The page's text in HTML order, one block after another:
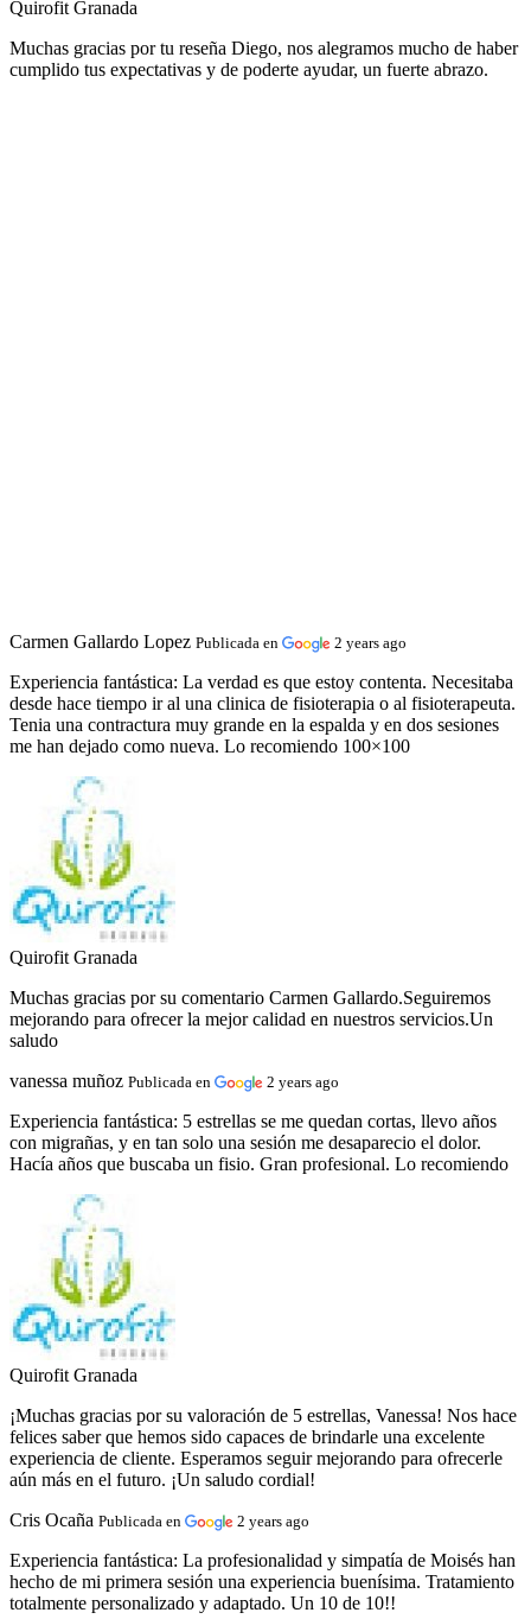
Quirofit Granada
Muchas gracias por tu reseña Diego, nos alegramos mucho de haber
cumplido tus expectativas y de poderte ayudar, un fuerte abrazo.
Carmen Gallardo Lopez Publicada en 2 years ago
Experiencia fantástica: La verdad es que estoy contenta. Necesitaba
desde hace tiempo ir al una clinica de fisioterapia o al fisioterapeuta.
Tenia una contractura muy grande en la espalda y en dos sesiones
me han dejado como nueva. Lo recomiendo 100×100
Quirofit Granada
Muchas gracias por su comentario Carmen Gallardo.Seguiremos
mejorando para ofrecer la mejor calidad en nuestros servicios.Un
saludo
vanessa muñoz Publicada en 2 years ago
Experiencia fantástica: 5 estrellas se me quedan cortas, llevo años
con migrañas, y en tan solo una sesión me desaparecio el dolor.
Hacía años que buscaba un fisio. Gran profesional. Lo recomiendo
Quirofit Granada
¡Muchas gracias por su valoración de 5 estrellas, Vanessa! Nos hace
felices saber que hemos sido capaces de brindarle una excelente
experiencia de cliente. Esperamos seguir mejorando para ofrecerle
aún más en el futuro. ¡Un saludo cordial!
Cris Ocaña Publicada en 2 years ago
Experiencia fantástica: La profesionalidad y simpatía de Moisés han
hecho de mi primera sesión una experiencia buenísima. Tratamiento
totalmente personalizado y adaptado. Un 10 de 10!!